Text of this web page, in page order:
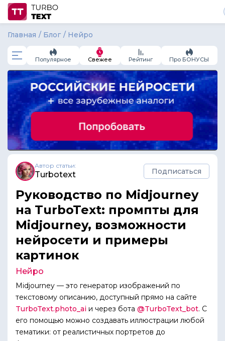
Главная Блог Нейро
Популярное Свежее Рейтинг Про БОНУСЫ
Автор статьи:
Turbotext Подписаться
Руководство по Midjourney
на TurboText: промпты для
Midjourney, возможности
нейросети и примеры
картинок
Нейро
Midjourney — это генератор изображений по
текстовому описанию, доступный прямо на сайте
TurboText.photo_ai и через бота @TurboText_bot. С
его помощью можно создавать иллюстрации любой
тематики: от реалистичных портретов до